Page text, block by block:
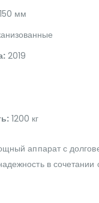
мм
2019
1200 кг
аппарат с
в сочетании